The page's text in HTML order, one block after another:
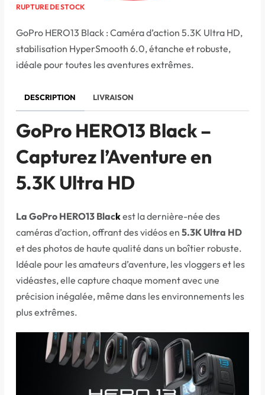
RUPTURE DE STOCK
GoPro HERO13 Black : Caméra d’action 5.3K Ultra HD,
stabilisation HyperSmooth 6.0, étanche et robuste,
idéale pour toutes les aventures extrêmes.
DESCRIPTION LIVRAISON
GoPro HERO13 Black –
Capturez l’Aventure en
5.3K Ultra HD
La GoPro HERO13 Blackest la dernière-née des
caméras d’action, offrant des vidéos en 5.3K Ultra HD
et des photos de haute qualité dans un boîtier robuste.
Idéale pour les amateurs d’aventure, les vloggers et les
vidéastes, elle capture chaque moment avec une
précision inégalée, même dans les environnements les
plus extrêmes.